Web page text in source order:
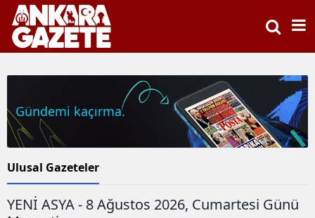
Gündemi kaçırma.
Ulusal Gazeteler
YENİ ASYA - 8 Ağustos 2026, Cumartesi Günü